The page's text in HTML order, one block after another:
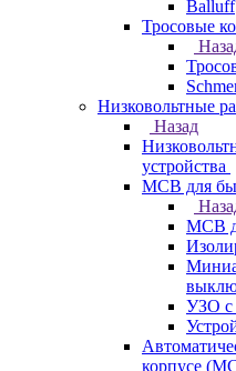
Balluff
Тросовые
Низковольтные
Назад
устройства
MCB для
MCB
УЗО с
корпусе